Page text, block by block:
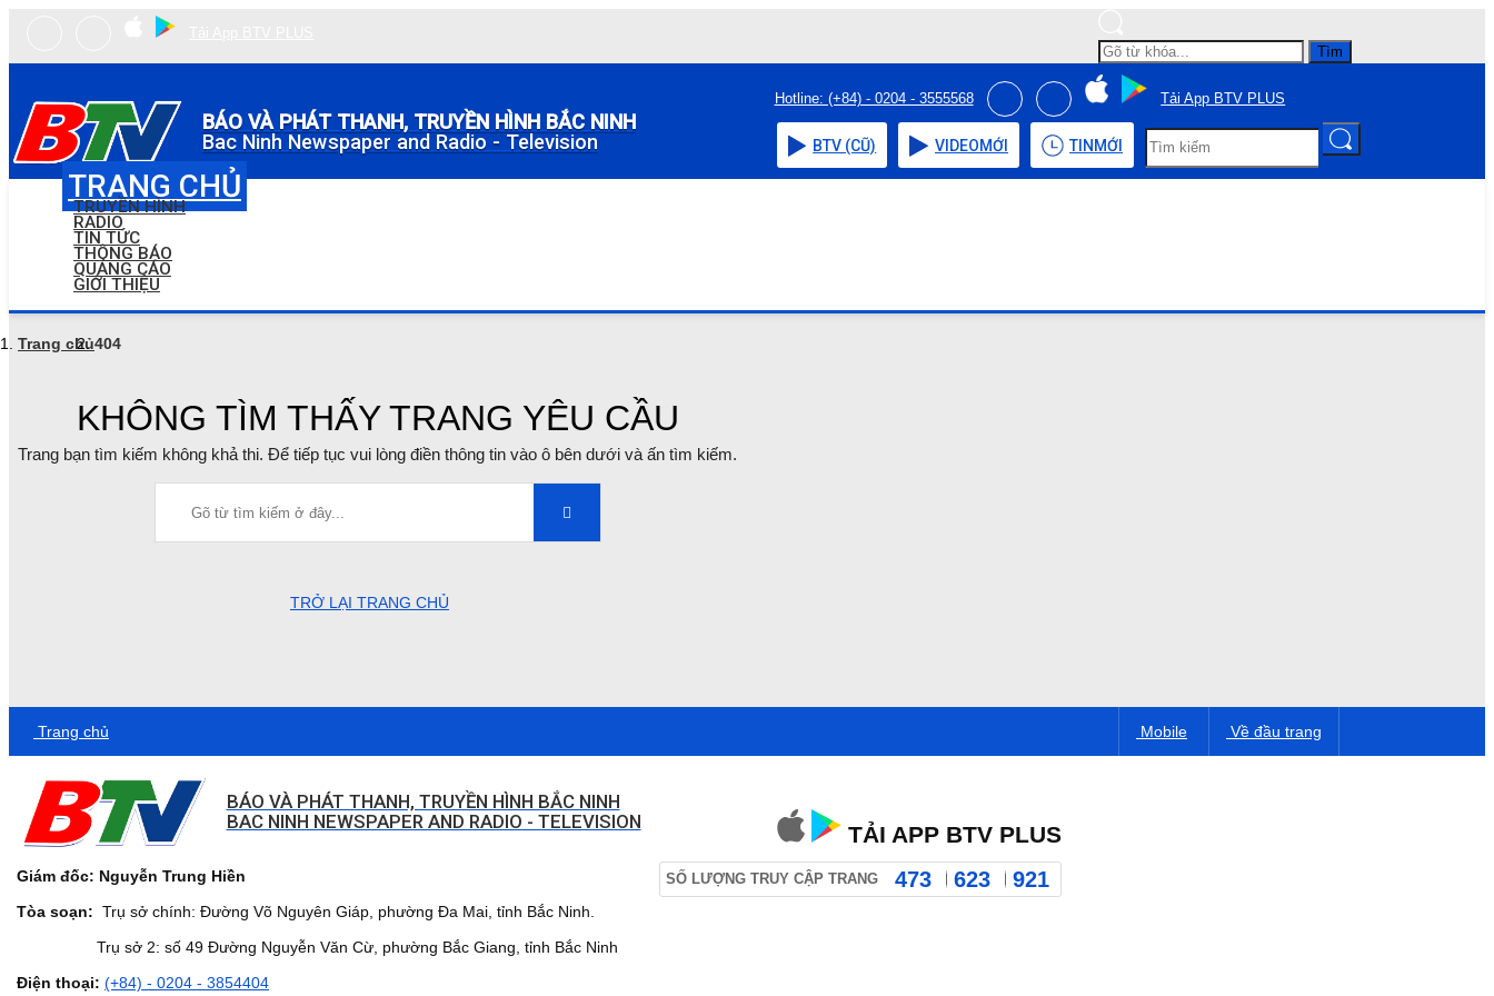
Tìm
BÁO VÀ PHÁT THANH, TRUYỀN HÌNH BẮC NINH
Bac Ninh Newspaper and Radio - Television
Hotline: (+84) - 0204 - 3555568 Tải App BTV PLUS
BTV (CŨ) VIDEOMỚI TIN MỚI
TRANG CHỦ
TRUYỀN HÌNH
RADIO
TIN TỨC
THÔNG BÁO
QUẢNG CÁO
GIỚI THIỆU
Trang chủ404
KHÔNG TÌM THẤY TRANG YÊU CẦU
Trang bạn tìm kiếm không khả thi. Để tiếp tục vui lòng điền thông tin vào ô bên dưới và ấn tìm kiếm.
TRỞ LẠI TRANG CHỦ
Trang chủ Mobile Về đầu trang
BÁO VÀ PHÁT THANH, TRUYỀN HÌNH BẮC NINH
BAC NINH NEWSPAPER AND RADIO - TELEVISION
Giám đốc: Nguyễn Trung Hiền
Tòa soạn: Trụ sở chính: Đường Võ Nguyên Giáp, phường Đa Mai, tỉnh Bắc Ninh.
Trụ sở 2: số 49 Đường Nguyễn Văn Cừ, phường Bắc Giang, tỉnh Bắc Ninh
Điện thoại: (+84) - 0204 - 3854404
TẢI APP BTV PLUS
473 623 921
SỐ LƯỢNG TRUY CẬP TRANG